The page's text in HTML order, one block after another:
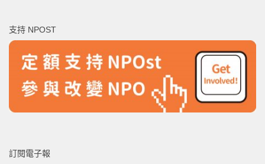
字:
支持 NPOST
訂閱電子報